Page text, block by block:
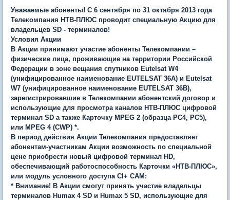
Уважаемые абоненты! С 6 сентября по 31 октября 2013 года
Телекомпания НТВ-ПЛЮС проводит специальную Акцию для
владельцев SD - терминалов!
Условия Акции
В Акции принимают участие абоненты Телекомпании –
физические лица, проживающие на территории Российской
Федерации в зоне вещания спутников Eutelsat W4
(унифицированное наименование EUTELSAT 36A) и Eutelsat
W7 (унифицированное наименование EUTELSAT 36B),
зарегистрировавшие в Телекомпании абонентский договор и
использующие для просмотра каналов НТВ-ПЛЮС цифровой
терминал SD а также Карточку MPEG 2 (образца PC4, PC5),
или MPEG 4 (CWP) *.
В период действия Акции Телекомпания предоставляет
абонентам-участникам Акции возможность по специальной
цене приобрести новый цифровой терминал HD,
обеспечивающий работоспособность Карточки «НТВ-ПЛЮС»,
или модуль условного доступа CI+ CAM:
* Внимание! В Акции смогут принять участие владельцы
терминалов Humax 4 SD и Humax 5 SD, использующие для